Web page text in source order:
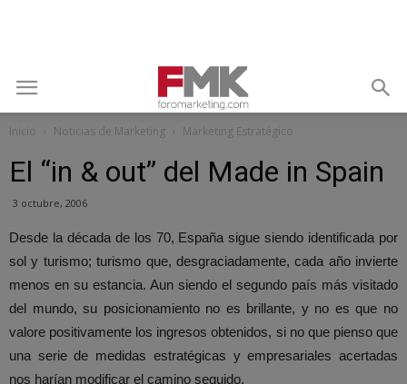
Inicio Noticias de Marketing Marketing Estratégico
El “in & out” del Made in Spain
3 octubre, 2006
Desde la década de los 70, España sigue siendo identificada por
sol y turismo; turismo que, desgraciadamente, cada año invierte
menos en su estancia. Aun siendo el segundo país más visitado
del mundo, su posicionamiento no es brillante, y no es que no
valore positivamente los ingresos obtenidos, si no que pienso que
una serie de medidas estratégicas y empresariales acertadas
nos harían modificar el camino seguido.